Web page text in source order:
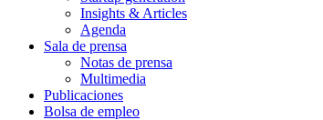
Insights & Articles
Agenda
Sala de prensa
Notas de prensa
Multimedia
Publicaciones
Bolsa de empleo